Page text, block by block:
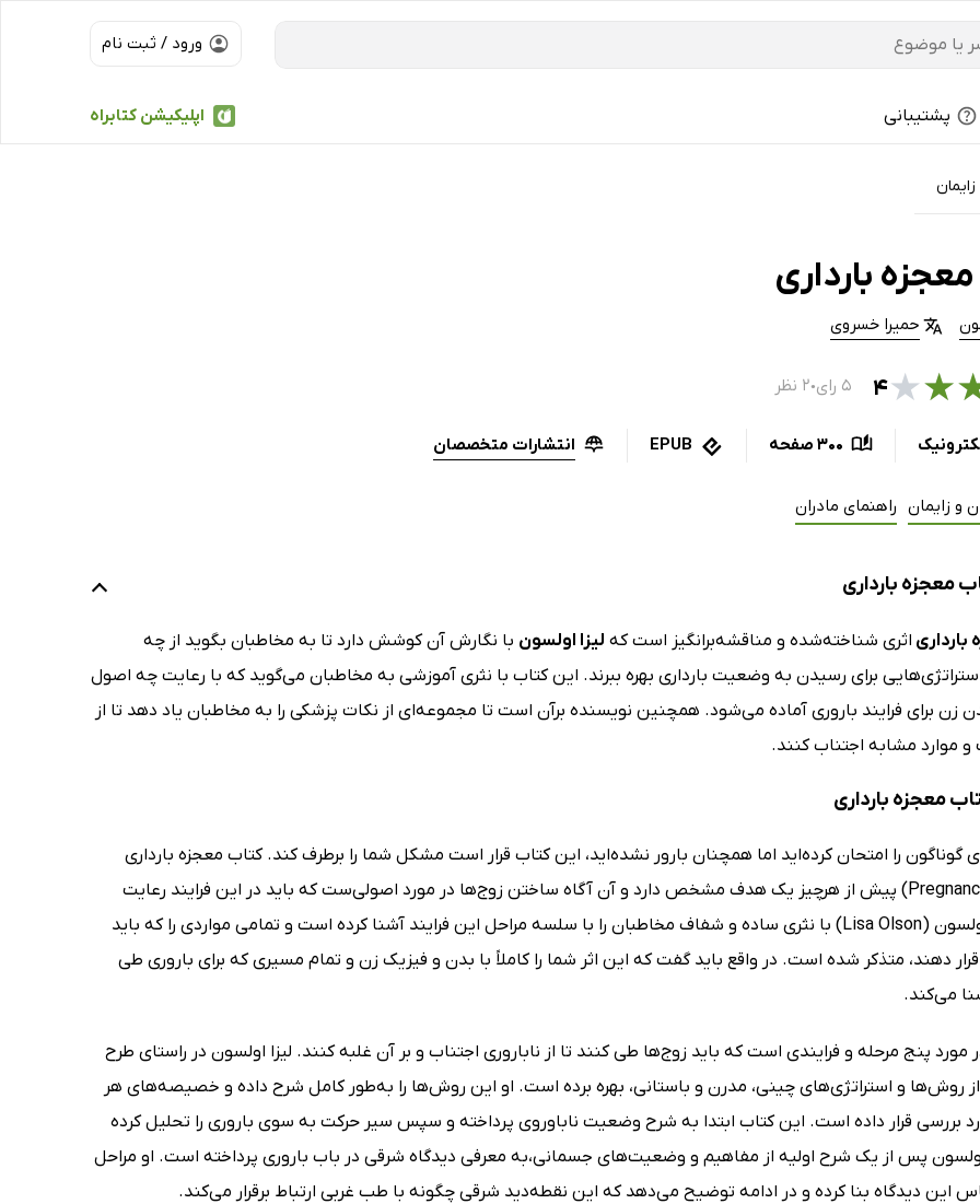
ورود / ثبت نام
اپلیکیشن کتابراه پشتیبانی
بارداری
حمیرا خسروی
★
★۴ ۵ رای ● ۲ نظر
300 صفحه EPUB انتشارات متخصصان
و زایمان راهنمای مادران
معجزه بارداری
بارداری اثری شناخته‌شده و مناقشه‌برانگیز است که لیزا اولسون با نگارش آن کوشش دارد تا به مخاطبان بگوید از چه
برای رسیدن به وضعیت بارداری بهره ببرند. این کتاب با نثری آموزشی به مخاطبان می‌گوید که با رعایت چه اصول
زن برای فرایند باروری آماده می‌شود. همچنین نویسنده برآن است تا مجموعه‌ای از نکات پزشکی را به مخاطبان یاد دهد تا از
و موارد مشابه اجتناب کنند.
معجزه بارداری
گوناگون را امتحان کرده‌اید اما همچنان بارور نشده‌اید، این کتاب قرار است مشکل شما را برطرف کند. کتاب معجزه بارداری
(Pregnancy Miracle) پیش از هرچیز یک هدف مشخص دارد و آن آگاه ساختن زوج‌ها در مورد اصولی‌ست که باید در این فرایند رعایت
کنند. لیزا اولسون (Lisa Olson) با نثری ساده و شفاف مخاطبان را با سلسه مراحل این فرایند آشنا کرده است و تمامی مواردی را که باید
دهند، متذکر شده است. در واقع باید گفت که این اثر شما را کاملاً با بدن و فیزیک زن و تمام مسیری که برای باروری طی
می‌کند.
مورد پنج مرحله و فرایندی است که باید زوج‌ها طی کنند تا از ناباروری اجتناب و بر آن غلبه کنند. لیزا اولسون در راستای طرح
روش‌ها و استراتژی‌های چینی، مدرن و باستانی، بهره برده است. او این روش‌ها را به‌طور کامل شرح داده و خصیصه‌های هر
بررسی قرار داده است. این کتاب ابتدا به شرح وضعیت ناباوروی پرداخته و سپس سیر حرکت به سوی باروری را تحلیل کرده
پس از یک شرح اولیه از مفاهیم و وضعیت‌های جسمانی،به معرفی دیدگاه‌ شرقی در باب باروری پرداخته است. او مراحل
این دیدگاه بنا کرده و در ادامه توضیح می‌دهد که این نقطه‌دید شرقی چگونه با طب غربی ارتباط برقرار می‌کند.